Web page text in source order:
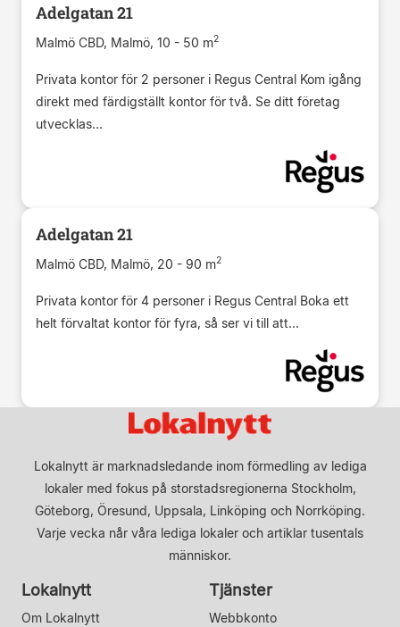
Adelgatan 21
Malmö CBD, Malmö, 10 - 50 m2
Privata kontor för 2 personer i Regus Central Kom igång
direkt med färdigställt kontor för två. Se ditt företag
utvecklas...
Adelgatan 21
Malmö CBD, Malmö, 20 - 90 m2
Privata kontor för 4 personer i Regus Central Boka ett
helt förvaltat kontor för fyra, så ser vi till att...
Lokalnytt är marknadsledande inom förmedling av lediga
lokaler med fokus på storstadsregionerna Stockholm,
Göteborg, Öresund, Uppsala, Linköping och Norrköping.
Varje vecka når våra lediga lokaler och artiklar tusentals
människor.
Lokalnytt
Om Lokalnytt
Tjänster
Webbkonto